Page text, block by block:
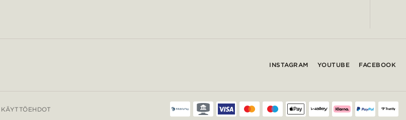
INSTAGRAM YOUTUBE FACEBOOK
KÄYTTÖEHDOT